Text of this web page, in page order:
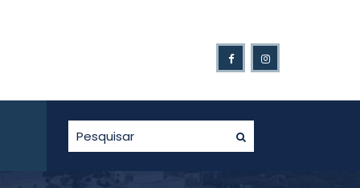
de Gaurama é novamente afetado pelo excesso de